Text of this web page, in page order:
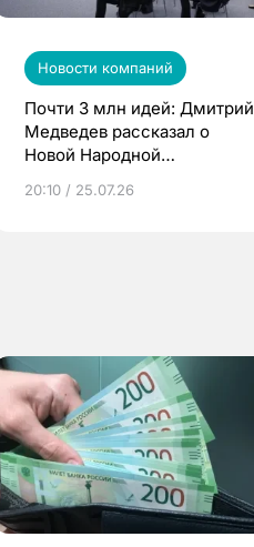
Новости компаний
Почти 3 млн идей: Дмитрий
Медведев рассказал о
Новой Народной
20:10 / 25.07.26